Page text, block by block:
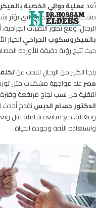
تُعد عملية دوالي الخصية
مشكلات دوالي الخصية التي تؤثر
الرجال. ومع تطور التقنيات
بالميكروسكوب الجراحي الخيار
حيث تتيح رؤية دقيقة للأوردة
يلجأ الكثير من الرجال للبحث عن
مصرعند مواجهة مشكلات مثل تورم
التقنية من نسب نجاح مرتفعة
الدكتور حسام الدبس نقدم أحدث
وفعّالة، مع متابعة شاملة قبل
واستعادة الثقة وجودة الحياة.